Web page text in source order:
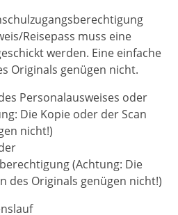
Reisepass muss eine
werden. Eine einfache
Originals genügen nicht.
Personalausweises oder
Die Kopie oder der Scan
nicht!)
(Achtung: Die
des Originals genügen nicht!)